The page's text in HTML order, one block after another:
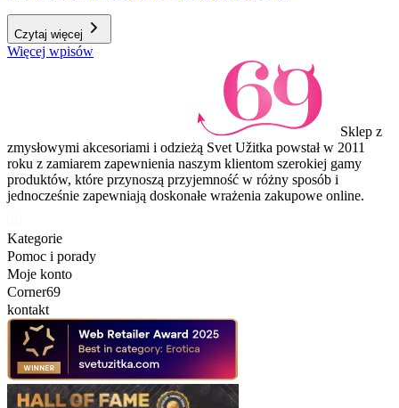
Czytaj więcej
Więcej wpisów
Sklep z
zmysłowymi akcesoriami i odzieżą Svet Užitka powstał w 2011
roku z zamiarem zapewnienia naszym klientom szerokiej gamy
produktów, które przynoszą przyjemność w różny sposób i
jednocześnie zapewniają doskonałe wrażenia zakupowe online.
Kategorie
Pomoc i porady
Moje konto
Corner69
kontakt